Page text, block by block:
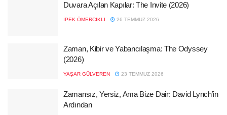
Duvara Açılan Kapılar: The Invite (2026)
İPEK ÖMERCIKLI 26 TEMMUZ 2026
Zaman, Kibir ve Yabancılaşma: The Odyssey
(2026)
YAŞAR GÜLVEREN 23 TEMMUZ 2026
Zamansız, Yersiz, Ama Bize Dair: David Lynch’in
Ardından